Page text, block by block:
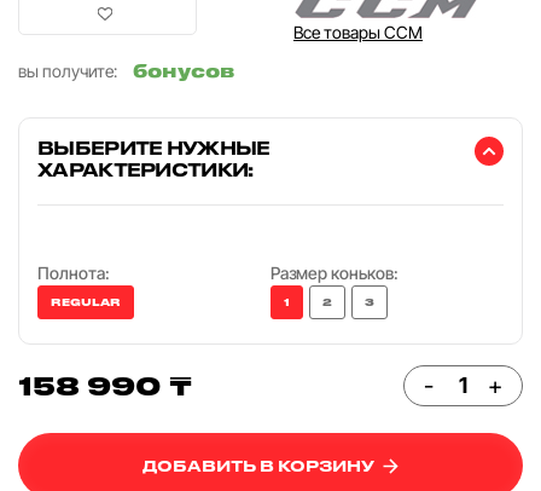
Все товары CCM
вы получите:
бонусов
ВЫБЕРИТЕ НУЖНЫЕ
ХАРАКТЕРИСТИКИ:
Полнота:
REGULAR
Размер коньков:
1 2 3
158 990 ₸ - +
ДОБАВИТЬ В КОРЗИНУ